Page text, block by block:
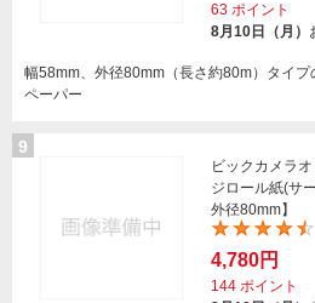
63 ポイント
8月10日（月）
幅58mm、外径80mm（長さ約80m）タイ
ペーパー
9
ビックカメラ
ジロール紙(サ
外径80mm】
4,780円
144 ポイント